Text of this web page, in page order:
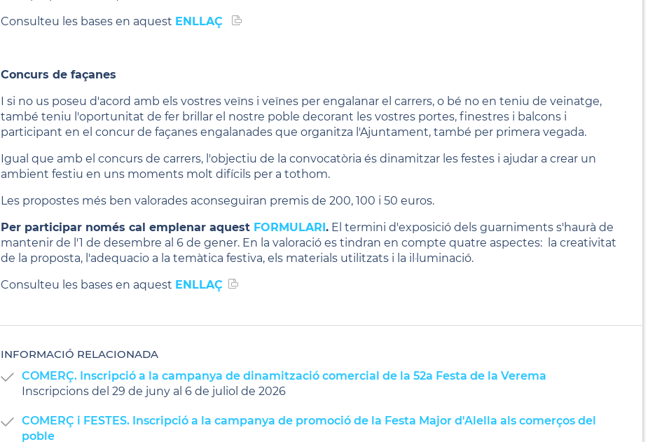
Consulteu les bases en aquest ENLLAÇ
Concurs de façanes
I si no us poseu d'acord amb els vostres veïns i veïnes per engalanar el carrers, o bé no en teniu de veinatge,
també teniu l'oportunitat de fer brillar el nostre poble decorant les vostres portes, finestres i balcons i
participant en el concur de façanes engalanades que organitza l'Ajuntament, també per primera vegada.
Igual que amb el concurs de carrers, l'objectiu de la convocatòria és dinamitzar les festes i ajudar a crear un
ambient festiu en uns moments molt difícils per a tothom.
Les propostes més ben valorades aconseguiran premis de 200, 100 i 50 euros.
Per participar només cal emplenar aquest FORMULARI.El termini d'exposició dels guarniments s'haurà de
mantenir de l'1 de desembre al 6 de gener. En la valoració es tindran en compte quatre aspectes: la creativitat
de la proposta, l'adequacio a la temàtica festiva, els materials utilitzats i la il·luminació.
Consulteu les bases en aquest ENLLAÇ
INFORMACIÓ RELACIONADA
COMERÇ. Inscripció a la campanya de dinamització comercial de la 52a Festa de la Verema
Inscripcions del 29 de juny al 6 de juliol de 2026
COMERÇ i FESTES. Inscripció a la campanya de promoció de la Festa Major d'Alella als comerços del
poble